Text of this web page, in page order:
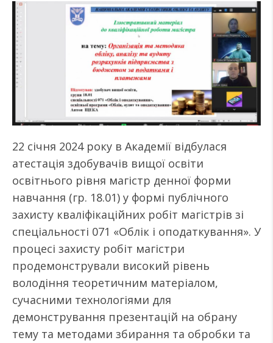
22 січня 2024 року в Академії відбулася
атестація здобувачів вищої освіти
освітнього рівня магістр денної форми
навчання (гр. 18.01) у формі публічного
захисту кваліфікаційних робіт магістрів зі
спеціальності 071 «Облік і оподаткування». У
процесі захисту робіт магістри
продемонстрували високий рівень
володіння теоретичним матеріалом,
сучасними технологіями для
демонстрування презентацій на обрану
тему та методами збирання та обробки та